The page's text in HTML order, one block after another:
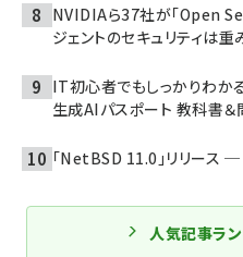
NVIDIAら37社が「Open
ジェントのセキュリティは
IT初心者でもしっかりわか
生成AIパスポート 教科書＆
「NetBSD 11.0」リリース
人気記事ラ